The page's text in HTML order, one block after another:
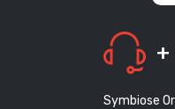
Symbiose